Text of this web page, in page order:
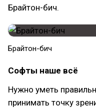
Брайтон-бич.
Брайтон-бич
Софты наше всё
Нужно уметь
принимать точку